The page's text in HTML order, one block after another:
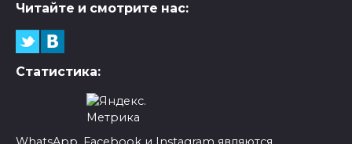
Читайте и смотрите нас:
Статистика: